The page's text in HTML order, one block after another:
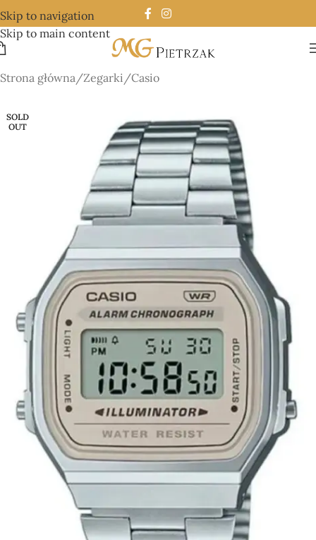
Skip to navigation
Skip to main content
Strona główna/Zegarki /Casio
SOLD
OUT